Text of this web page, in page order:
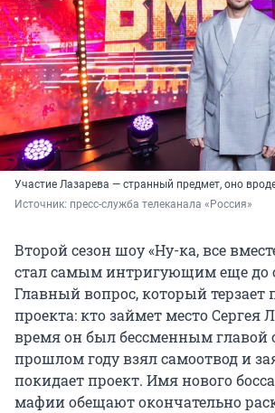
Участие Лазарева — странный предмет, оно
Источник: пресс-служба телеканала «Россия»
Второй сезон шоу «Ну-ка, все
стал самым интригующим еще до
Главный вопрос, который терзает
проекта: кто займет место Сергея
время он был бессменным главой
прошлом году взял самоотвод и
покидает проект. Имя нового
мафии обещают окончательно